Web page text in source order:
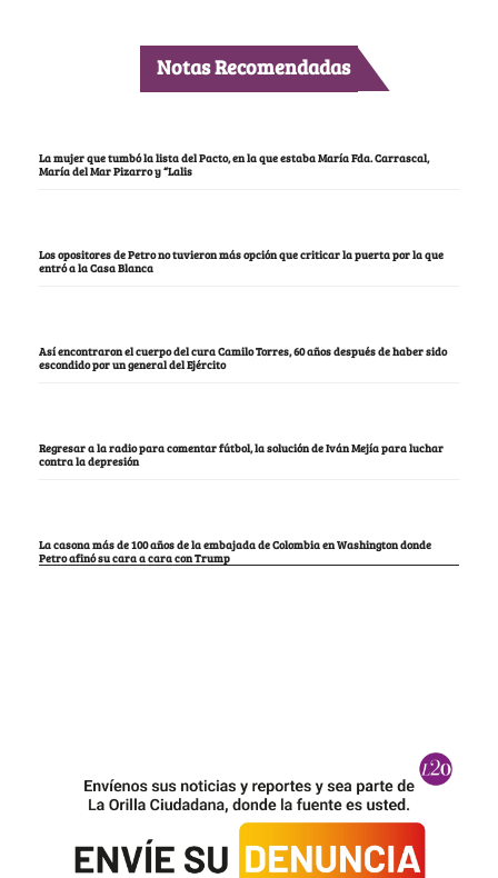
Notas Recomendadas
La mujer que tumbó la lista del Pacto, en la que estaba María Fda. Carrascal,
María del Mar Pizarro y “Lalis
Los opositores de Petro no tuvieron más opción que criticar la puerta por la que
entró a la Casa Blanca
Así encontraron el cuerpo del cura Camilo Torres, 60 años después de haber sido
escondido por un general del Ejército
Regresar a la radio para comentar fútbol, la solución de Iván Mejía para luchar
contra la depresión
La casona más de 100 años de la embajada de Colombia en Washington donde
Petro afinó su cara a cara con Trump